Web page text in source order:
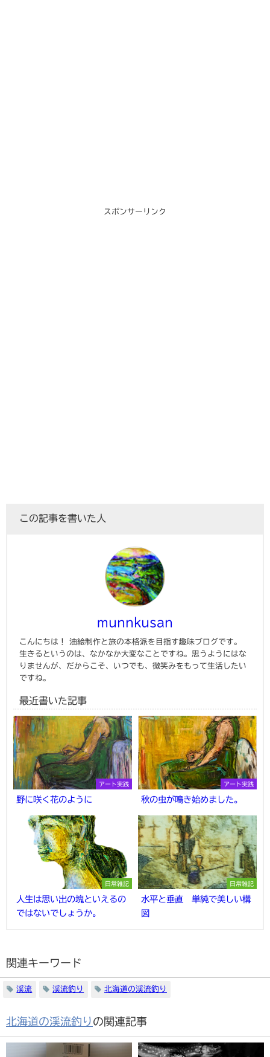
スポンサーリンク
この記事を書いた人
munnkusan
こんにちは！ 油絵制作と旅の本格派を目指す趣味ブログです。
生きるというのは、なかなか大変なことですね。思うようにはな
りませんが、だからこそ、いつでも、微笑みをもって生活したい
ですね。
最近書いた記事
アート実践
野に咲く花のように
アート実践
秋の虫が鳴き始めました。
日常雑記
人生は思い出の塊といえるの
ではないでしょうか。
日常雑記
水平と垂直 単純で美しい構
図
関連キーワード
渓流 渓流釣り 北海道の渓流釣り
北海道の渓流釣り の関連記事